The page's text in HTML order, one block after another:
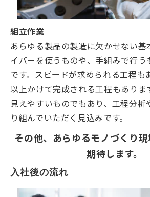
組立作業
あらゆる製品の製造に欠かせない基
イバーを使うものや、手組みで行う
です。スピードが求められる工程も
以上かけて完成される工程もありま
見えやすいものでもあり、工程分析
り組んでいただく見込みです。
その他、あらゆるモノづくり
期待します。
入社後の流れ